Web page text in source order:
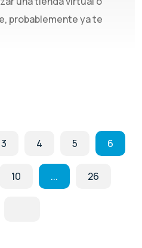
probablemente ya te
3 4 5 6
10 ... 26